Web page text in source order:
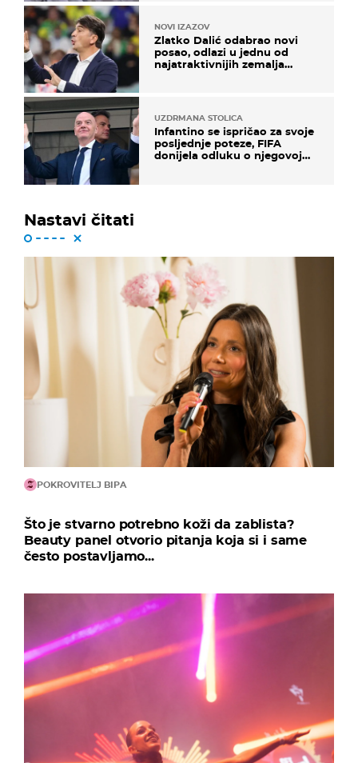
NOVI IZAZOV
Zlatko Dalić odabrao novi
posao, odlazi u jednu od
najatraktivnijih zemalja
UZDRMANA STOLICA
Infantino se ispričao za svoje
posljednje poteze, FIFA
donijela odluku o njegovoj
Nastavi čitati
POKROVITELJ BIPA
Što je stvarno potrebno koži da zablista?
Beauty panel otvorio pitanja koja si i same
često postavljamo...